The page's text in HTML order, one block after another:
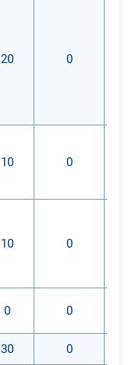
20 0
10 0
10 0
0 0
30 0